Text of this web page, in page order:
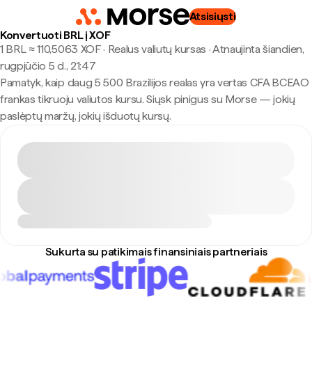
Atsisiųsti
Konvertuoti BRL į XOF
1 BRL ≈ 110,5063 XOF · Realus valiutų kursas ·Atnaujinta šiandien,
rugpjūčio 5 d., 21:47
Pamatyk, kaip daug 5 500 Brazilijos realas yra vertas CFA BCEAO
frankas tikruoju valiutos kursu. Siųsk pinigus su Morse — jokių
paslėptų maržų, jokių išduotų kursų.
Sukurta su patikimais finansiniais partneriais